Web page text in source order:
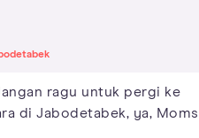
ragu untuk pergi ke
di Jabodetabek, ya,